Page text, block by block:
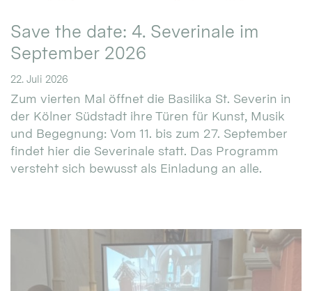
Save the date: 4. Severinale im
September 2026
22. Juli 2026
Zum vierten Mal öffnet die Basilika St. Severin in
der Kölner Südstadt ihre Türen für Kunst, Musik
und Begegnung: Vom 11. bis zum 27. September
findet hier die Severinale statt. Das Programm
versteht sich bewusst als Einladung an alle.